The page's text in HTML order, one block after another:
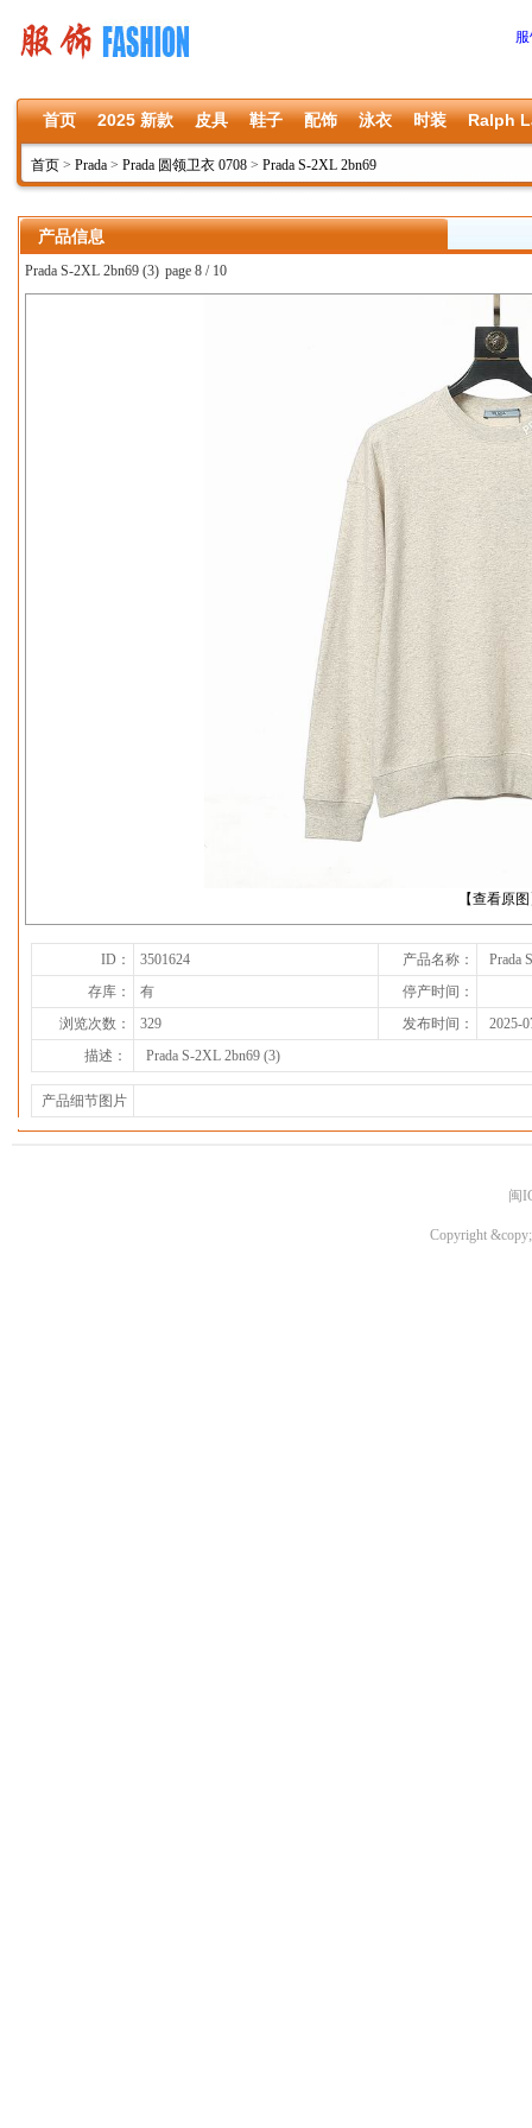
首页 2025 新款 皮具 鞋子 配饰 泳衣 时装 Ralph
首页 > Prada > Prada 圆领卫衣 0708 > Prada S-2XL 2bn69
产品信息
Prada S-2XL 2bn69 (3) page 8 / 10
【查看原
ID： 3501624 产品名称：
Prada
存库：
有
停产时间：
浏览次数：
329 发布时间：
2025-
描述：
Prada S-2XL 2bn69 (3)
产品细节图片
闽
Copyright